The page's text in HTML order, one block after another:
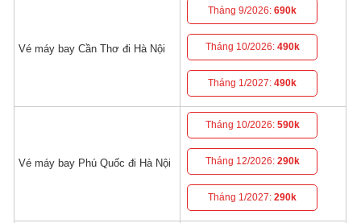
Vé máy bay Cần Thơ đi Hà Nội
Tháng 9/2026:690k
Tháng 10/2026: 490k
Tháng 1/2027:490k
Vé máy bay Phú Quốc đi Hà Nội
Tháng 10/2026: 590k
Tháng 12/2026: 290k
Tháng 1/2027:290k